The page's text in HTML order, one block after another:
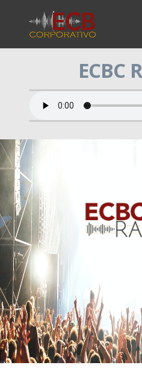
ECBC